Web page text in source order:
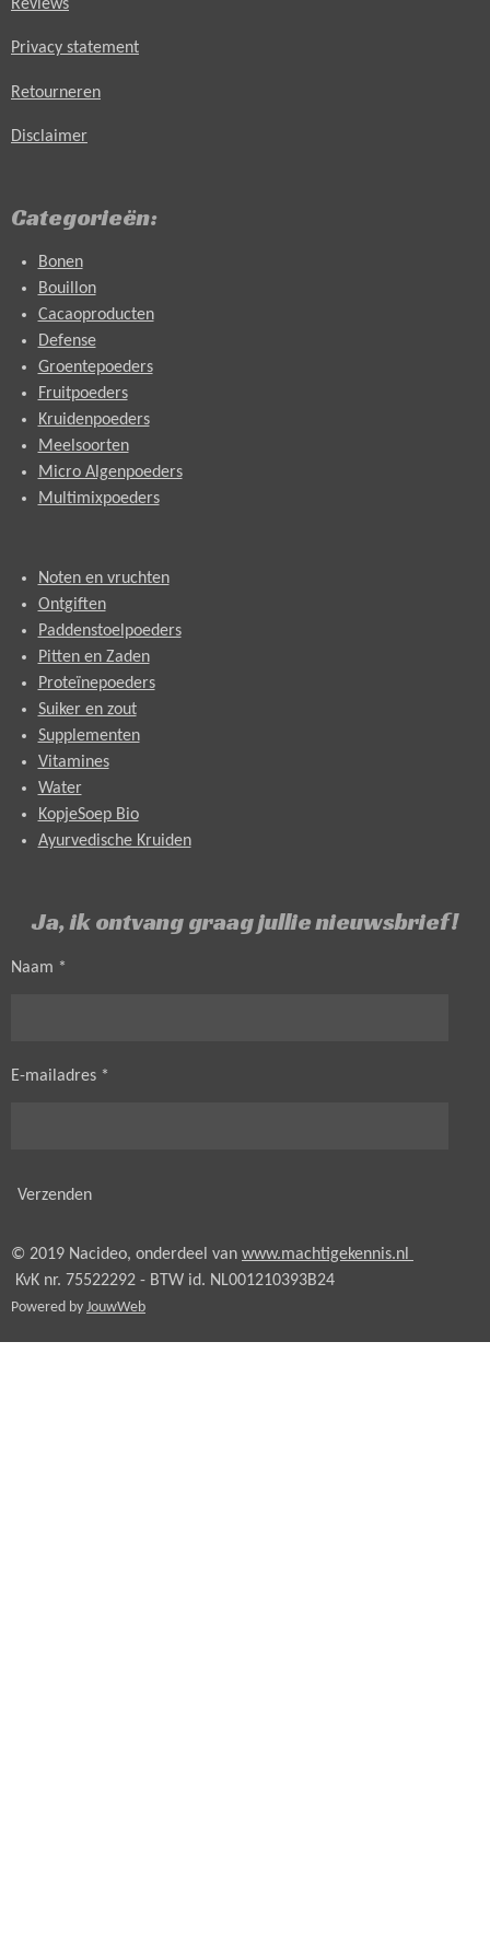
Reviews
Privacy statement
Retourneren
Disclaimer
Categorieën:
Bonen
Bouillon
Cacaoproducten
Defense
Groentepoeders
Fruitpoeders
Kruidenpoeders
Meelsoorten
Micro Algenpoeders
Multimixpoeders
Noten en vruchten
Ontgiften
Paddenstoelpoeders
Pitten en Zaden
Proteïnepoeders
Suiker en zout
Supplementen
Vitamines
Water
KopjeSoep Bio
Ayurvedische Kruiden
Ja, ik ontvang graag jullie nieuwsbrief!
Naam *
E-mailadres *
Verzenden
© 2019 Nacideo, onderdeel van www.machtigekennis.nl
KvK nr. 75522292 - BTW id. NL001210393B24
Powered by JouwWeb